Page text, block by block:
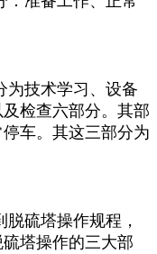
为技术学习、设备
检查六部分。其部
车。其这三部分为
硫塔操作规程，
塔操作的三大部